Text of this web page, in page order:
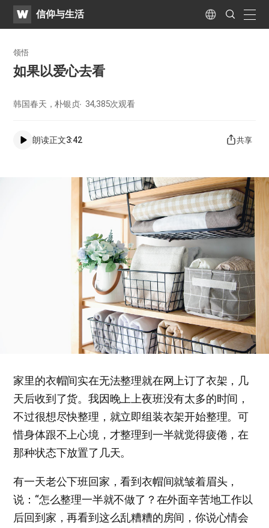
WATV信仰与生活 Language
Search
Submit
领悟
如果以爱心去看
韩国春天，朴银贞 34,385次观看
朗读正文3:42 共享
家里的衣帽间实在无法整理就在网上订了衣架，几
天后收到了货。我因晚上上夜班没有太多的时间，
不过很想尽快整理，就立即组装衣架开始整理。可
惜身体跟不上心境，才整理到一半就觉得疲倦，在
那种状态下放置了几天。
有一天老公下班回家，看到衣帽间就皱着眉头，
说：“怎么整理一半就不做了？在外面辛苦地工作以
后回到家，再看到这么乱糟糟的房间，你说心情会